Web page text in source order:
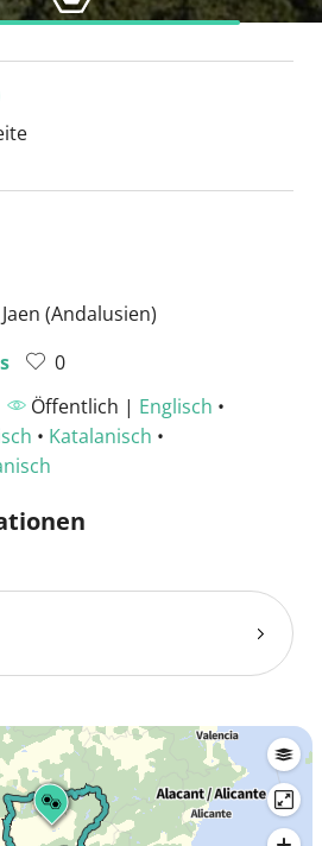
(Andalusien)
0
Öffentlich | Englisch •
• Katalanisch •